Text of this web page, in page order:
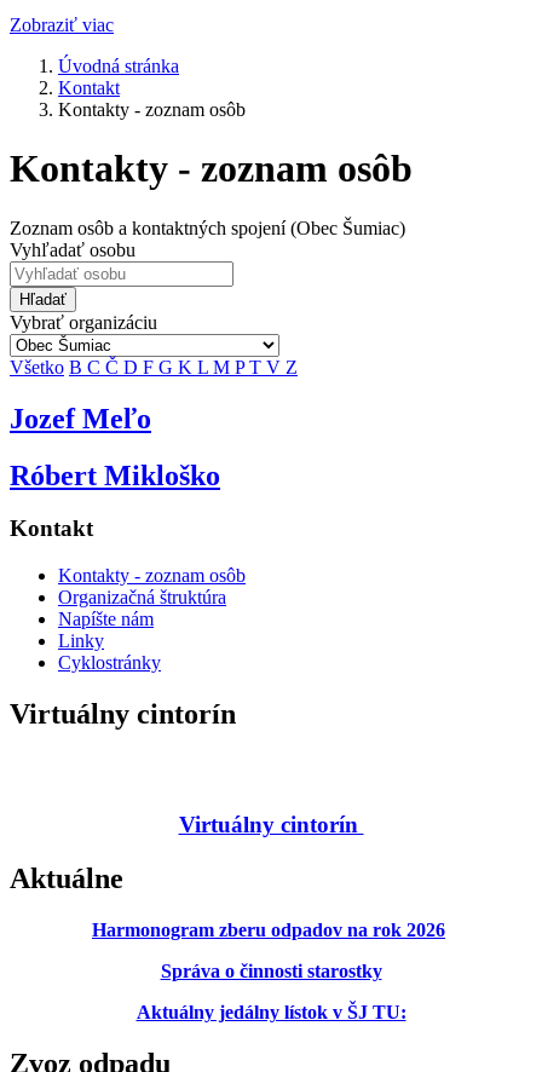
Zobraziť viac
Úvodná stránka
Kontakt
Kontakty - zoznam osôb
Kontakty - zoznam osôb
Zoznam osôb a kontaktných spojení (Obec Šumiac)
Vyhľadať osobu
Hľadať
Vybrať organizáciu
Všetko B C Č D F G K L M PT V Z
Jozef Meľo
Róbert Mikloško
Kontakt
Kontakty - zoznam osôb
Organizačná štruktúra
Napíšte nám
Linky
Cyklostránky
Virtuálny cintorín
Virtuálny cintorín
Aktuálne
Harmonogram zberu odpadov na rok 2026
Správa o činnosti starostky
Aktuálny jedálny lístok v ŠJ TU:
Zvoz odpadu